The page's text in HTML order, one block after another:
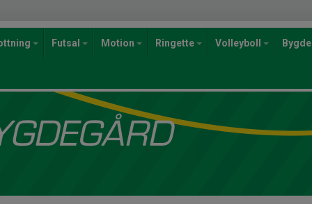
Futsal Motion Ringette Volleyboll